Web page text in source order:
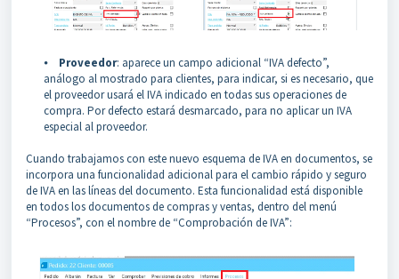
⦁ Proveedor: aparece un campo adicional “IVA defecto”,
análogo al mostrado para clientes, para indicar, si es necesario, que
el proveedor usará el IVA indicado en todas sus operaciones de
compra. Por defecto estará desmarcado, para no aplicar un IVA
especial al proveedor.
Cuando trabajamos con este nuevo esquema de IVA en documentos, se
incorpora una funcionalidad adicional para el cambio rápido y seguro
de IVA en las líneas del documento. Esta funcionalidad está disponible
en todos los documentos de compras y ventas, dentro del menú
“Procesos”, con el nombre de “Comprobación de IVA”: